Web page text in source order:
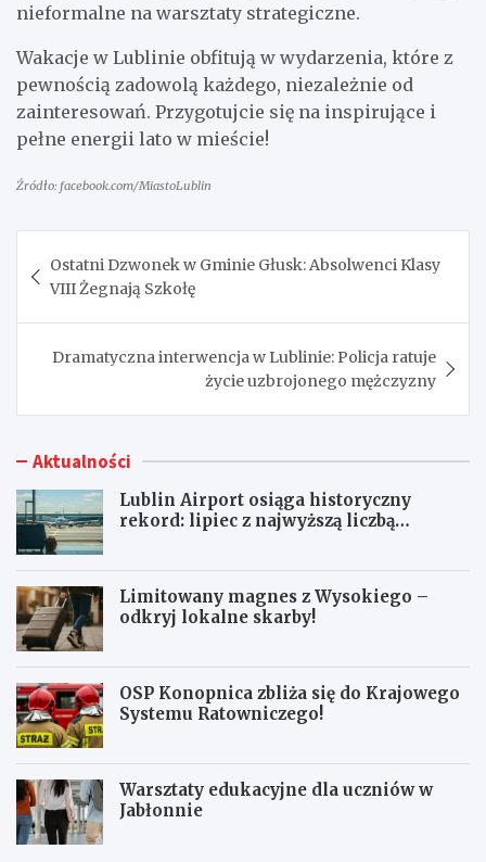
nieformalne na warsztaty strategiczne.
Wakacje w Lublinie obfitują w wydarzenia, które z
pewnością zadowolą każdego, niezależnie od
zainteresowań. Przygotujcie się na inspirujące i
pełne energii lato w mieście!
Źródło: facebook.com/MiastoLublin
wpisu
Ostatni Dzwonek w Gminie Głusk: Absolwenci Klasy
VIII Żegnają Szkołę
Dramatyczna interwencja w Lublinie: Policja ratuje
życie uzbrojonego mężczyzny
Aktualności
Lublin Airport osiąga historyczny
rekord: lipiec z najwyższą liczbą
Limitowany magnes z Wysokiego –
odkryj lokalne skarby!
OSP Konopnica zbliża się do Krajowego
Systemu Ratowniczego!
Warsztaty edukacyjne dla uczniów w
Jabłonnie
L
L